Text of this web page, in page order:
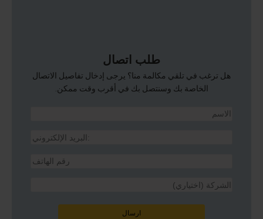
طلب اتصال
هل ترغب في تلقي مكالمة منا؟ يرجى إدخال تفاصيل الاتصال
الخاصة بك وسنتصل بك في أقرب وقت ممكن.